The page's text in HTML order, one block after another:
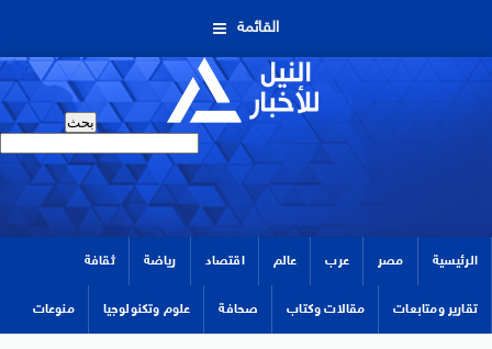
القائمة
الرئيسية مصر عرب عالم اقتصاد رياضة ثقافة
تقارير ومتابعات مقالات وكتاب صحافة علوم وتكنولوجيا منوعات